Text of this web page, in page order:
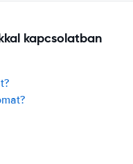
kapcsolatban